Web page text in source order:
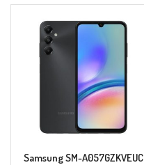
Samsung SM-A057GZKVEUC